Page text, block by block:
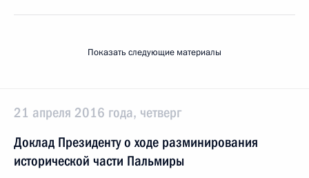
Показать следующие материалы
21 апреля 2016 года, четверг
Доклад Президенту о ходе разминирования
исторической части Пальмиры